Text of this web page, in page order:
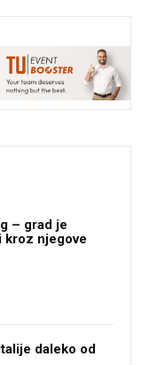
– grad je
kroz njegove
daleko od